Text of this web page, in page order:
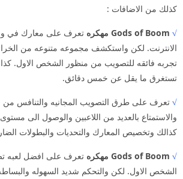
كذلك من الاضافات :
√ Gods of Boom مهكره
تعرف على معارك في
الانترنت. لكن واستكشف مجموعه متنوعه من
تجربه فائقه للتصويب من منظور الشخص الاول.
تستغرق ما يقل عن خمس دقائق.
√ تعرف على طرق التصويب المجانيه والتنافس
والاستمتاع بالعديد من اللاعبين والوصول الى
كذالك وتخصيص المعارك والتحديات والبطولات
√ Gods of Boom مهكره
تعرف على افضل لعبه
الشخص الاول. لكن والتحكم شديد السهوله